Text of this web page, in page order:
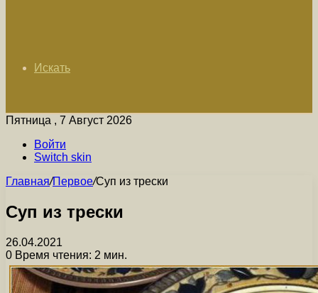
Искать
Пятница , 7 Август 2026
Войти
Switch skin
Главная/Первое/Суп из трески
Суп из трески
26.04.2021
0 Время чтения: 2 мин.